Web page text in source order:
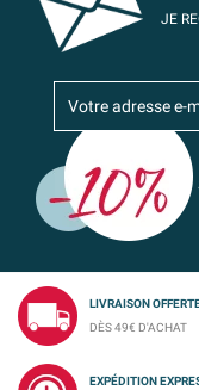
JE
LIVRAISON
DÈS 49€ D'ACHAT
EXPÉDITION